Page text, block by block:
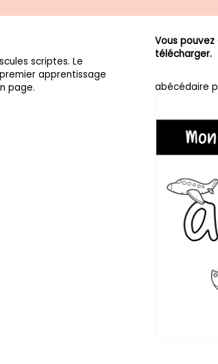
scriptes. Le
apprentissage
page.
Vous
télécharger.
abécédaire